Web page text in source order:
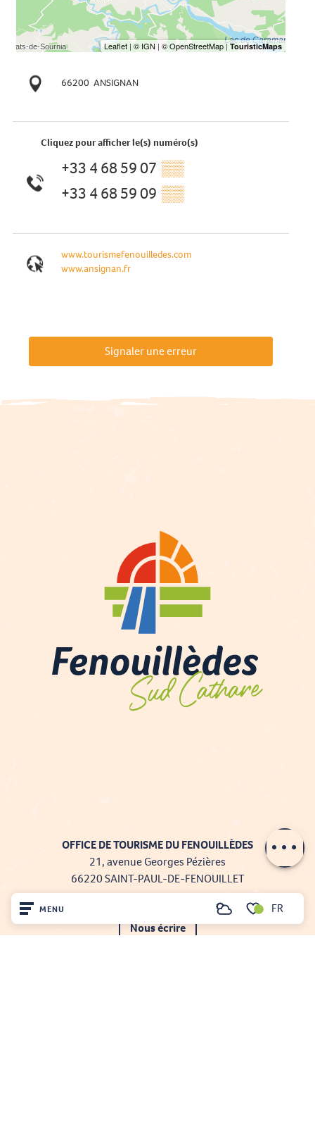
MENU
Voir les favoris
RechercheFR
66200 ANSIGNAN
Cliquez pour afficher le(s) numéro(s)
+33 4 68 59 07 ▒▒
+33 4 68 59 09 ▒▒
www.tourismefenouilledes.com
www.ansignan.fr
Signaler une erreur
OFFICE DE TOURISME DU FENOUILLÈDES
21, avenue Georges Pézières
66220 SAINT-PAUL-DE-FENOUILLET
Nous écrire